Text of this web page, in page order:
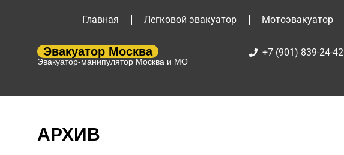
Главная Легковой эвакуатор Мотоэвакуатор
Эвакуатор Москва
Эвакуатор-манипулятор Москва и МО
+7 (901) 839-24-42
АРХИВ